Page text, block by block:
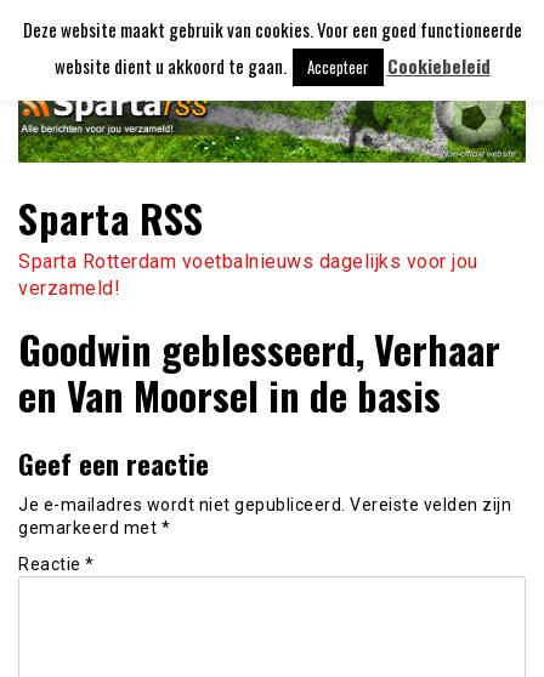
naar
Sparta RSS
Sparta Rotterdam voetbalnieuws dagelijks voor jou
verzameld!
Goodwin geblesseerd, Verhaar
en Van Moorsel in de basis
Geef een reactie
Je e-mailadres wordt niet gepubliceerd. Vereiste velden zijn
gemarkeerd met *
Reactie *
Deze website maakt gebruik van cookies. Voor een goed functioneerde
website dient u akkoord te gaan.
Accepteer Cookiebeleid